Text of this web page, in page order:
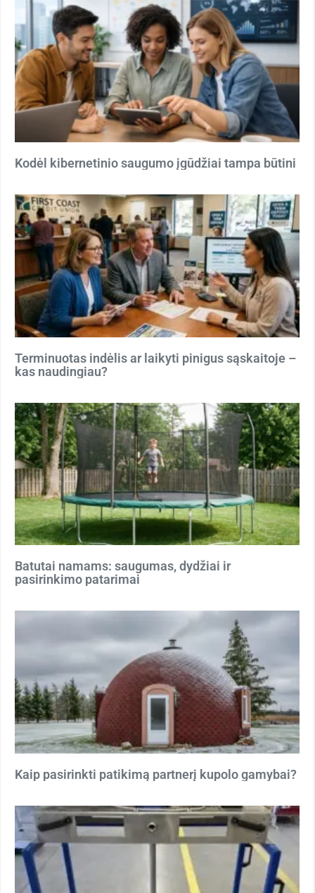
Kodėl kibernetinio saugumo įgūdžiai tampa būtini
Terminuotas indėlis ar laikyti pinigus sąskaitoje –
kas naudingiau?
Batutai namams: saugumas, dydžiai ir
pasirinkimo patarimai
Kaip pasirinkti patikimą partnerį kupolo gamybai?